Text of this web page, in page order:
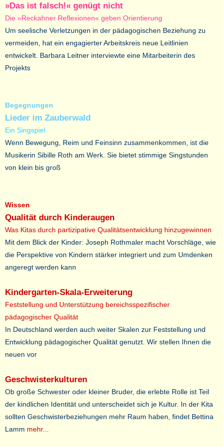
»Das ist falsch!« genügt nicht
Die »Reckahner Reflexionen« geben Orientierung
Um seelische Verletzungen in der pädagogischen Beziehung zu
vermeiden, hat ein engagierter Arbeitskreis neue Leitlinien
entwickelt. Barbara Leitner interviewte eine Mitarbeiterin des
Projekts
Begegnungen
Lieder im Zauberwald
Ein Singspiel
Wenn Bewegung, Reim und Feinsinn zusammenkommen, ist die
Musikerin Sibille Roth am Werk. Sie bietet stimmige Singstunden
von klein bis groß
Wissen
Qualität durch Kinderaugen
Was Kitas durch partizipative Qualitätsentwicklung hinzugewinnen
Mit dem Blick der Kinder: Joseph Rothmaler macht Vorschläge, wie
die Perspektive von Kindern stärker integriert und zum Umdenken
angeregt werden kann
Kindergarten-Skala-Erweiterung
Feststellung und Unterstützung bereichsspezifischer
pädagogischer Qualität
In Deutschland werden auch weiter Skalen zur Feststellung und
Entwicklung pädagogischer Qualität genutzt. Wir stellen Ihnen die
neuen vor
Geschwisterkulturen
Ob große Schwester oder kleiner Bruder, die erlebte Rolle ist Teil
der kindlichen Identität und unterscheidet sich je Kultur. In der Kita
sollten Geschwisterbeziehungen mehr Raum haben, findet Bettina
Lamm mehr...